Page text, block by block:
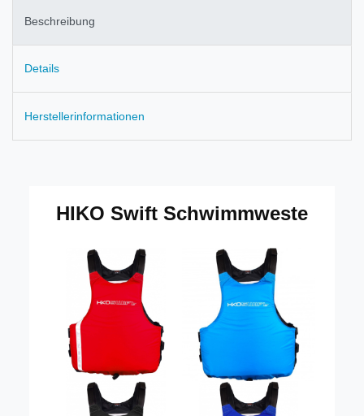
Beschreibung
Details
Herstellerinformationen
HIKO Swift Schwimmweste